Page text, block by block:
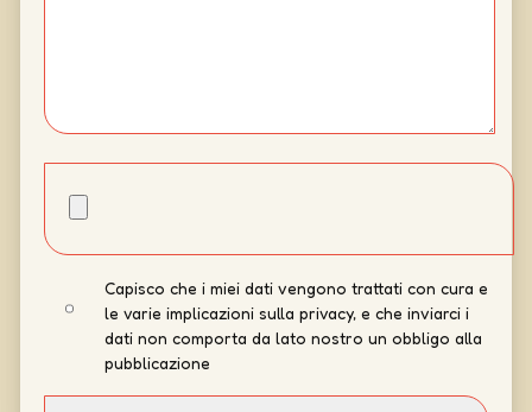
Capisco che i miei dati vengono trattati con cura e
le varie implicazioni sulla privacy, e che inviarci i
dati non comporta da lato nostro un obbligo alla
pubblicazione